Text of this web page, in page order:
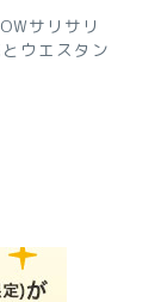
サリサリ
ウエスタン